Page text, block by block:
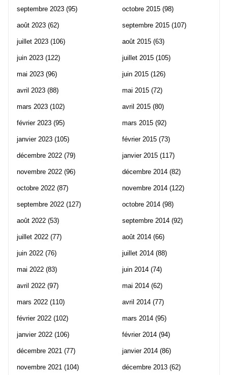
septembre 2023 (95)
août 2023 (62)
juillet 2023 (106)
juin 2023 (122)
mai 2023 (96)
avril 2023 (88)
mars 2023 (102)
février 2023 (95)
janvier 2023 (105)
décembre 2022 (79)
novembre 2022 (96)
octobre 2022 (87)
septembre 2022 (127)
août 2022 (53)
juillet 2022 (77)
juin 2022 (76)
mai 2022 (83)
avril 2022 (97)
mars 2022 (110)
février 2022 (102)
janvier 2022 (106)
décembre 2021 (77)
novembre 2021 (104)
octobre 2015 (98)
septembre 2015 (107)
août 2015 (63)
juillet 2015 (105)
juin 2015 (126)
mai 2015 (72)
avril 2015 (80)
mars 2015 (92)
février 2015 (73)
janvier 2015 (117)
décembre 2014 (82)
novembre 2014 (122)
octobre 2014 (98)
septembre 2014 (92)
août 2014 (66)
juillet 2014 (88)
juin 2014 (74)
mai 2014 (62)
avril 2014 (77)
mars 2014 (95)
février 2014 (94)
janvier 2014 (86)
décembre 2013 (62)